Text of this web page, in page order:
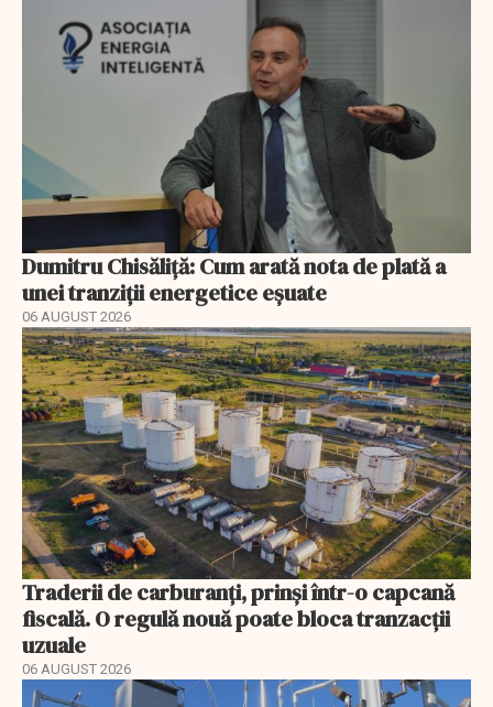
Dumitru Chisăliță: Cum arată nota de plată a
unei tranziții energetice eșuate
06 AUGUST 2026
Traderii de carburanți, prinși într-o capcană
fiscală. O regulă nouă poate bloca tranzacții
uzuale
06 AUGUST 2026